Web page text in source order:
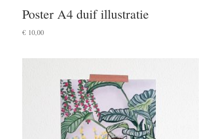
Poster A4 duif illustratie
€10,00